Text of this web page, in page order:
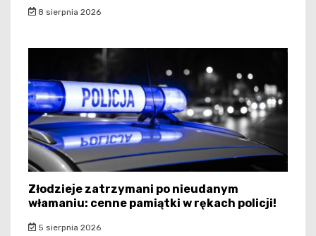
8 sierpnia 2026
Złodzieje zatrzymani po nieudanym
włamaniu: cenne pamiątki w rękach policji!
5 sierpnia 2026